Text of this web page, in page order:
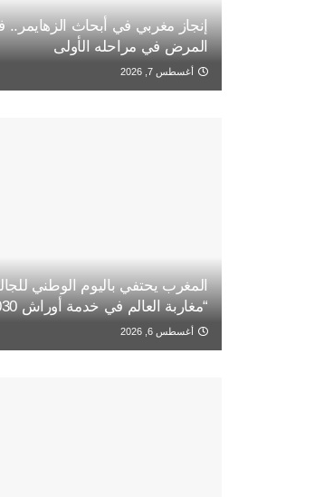
إنجاز مغربي في أبحاث
المرض في مراحله الأولى
أغسطس 7, 2026
المغرب يحتفي باليوم الوطني
“مغاربة العالم في خدمة أوراش 2030”
أغسطس 6, 2026